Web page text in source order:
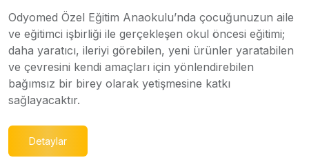
Odyomed Özel Eğitim Anaokulu’nda çocuğunuzun aile
ve eğitimci işbirliği ile gerçekleşen okul öncesi eğitimi;
daha yaratıcı, ileriyi görebilen, yeni ürünler yaratabilen
ve çevresini kendi amaçları için yönlendirebilen
bağımsız bir birey olarak yetişmesine katkı
sağlayacaktır.
Detaylar